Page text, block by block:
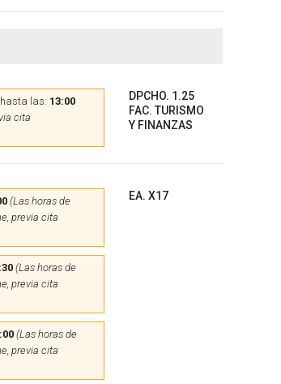
las: 13:00
cita
DPCHO. 1.25
FAC. TURISMO
Y FINANZAS
(Las horas de
previa cita
(Las horas de
previa cita
(Las horas de
previa cita
EA. X17